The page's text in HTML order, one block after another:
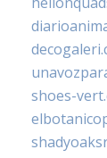
shoes-